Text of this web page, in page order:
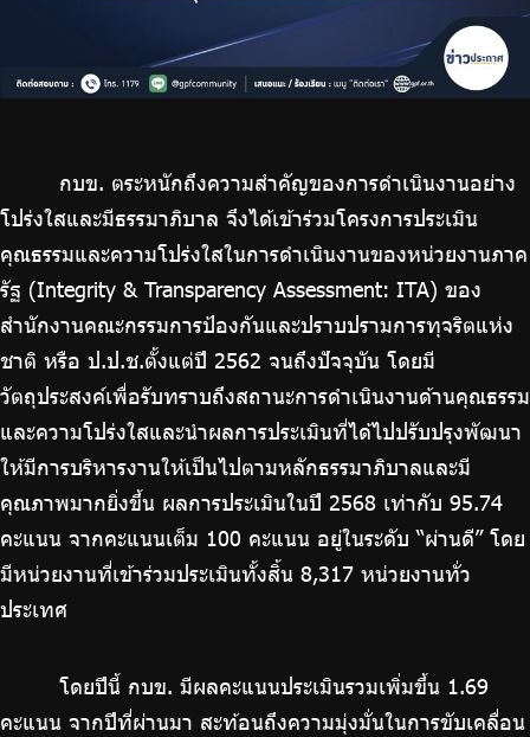
กบข. ตระหนักถึงความสำคัญของการดำเนินงานอย่าง
โปร่งใสและมีธรรมาภิบาล จึงได้เข้าร่วมโครงการประเมิน
คุณธรรมและความโปร่งใสในการดำเนินงานของหน่วยงานภาค
รัฐ (Integrity & Transparency Assessment: ITA) ของ
สำนักงานคณะกรรมการป้องกันและปราบปรามการทุจริตแห่ง
ชาติ หรือ ป.ป.ช.ตั้งแต่ปี 2562 จนถึงปัจจุบัน โดยมี
วัตถุประสงค์เพื่อรับทราบถึงสถานะการดำเนินงานด้านคุณธรรม
และความโปร่งใสและนำผลการประเมินที่ได้ไปปรับปรุงพัฒนา
ให้มีการบริหารงานให้เป็นไปตามหลักธรรมาภิบาลและมี
คุณภาพมากยิ่งขึ้น ผลการประเมินในปี 2568 เท่ากับ 95.74
คะแนน จากคะแนนเต็ม 100 คะแนน อยู่ในระดับ “ผ่านดี” โดย
มีหน่วยงานที่เข้าร่วมประเมินทั้งสิ้น 8,317 หน่วยงานทั่ว
ประเทศ
โดยปีนี้ กบข. มีผลคะแนนประเมินรวมเพิ่มขึ้น 1.69
คะแนน จากปีที่ผ่านมา สะท้อนถึงความมุ่งมั่นในการขับเคลื่อน